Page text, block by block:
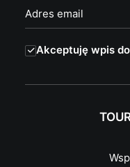
Akceptuję wpis